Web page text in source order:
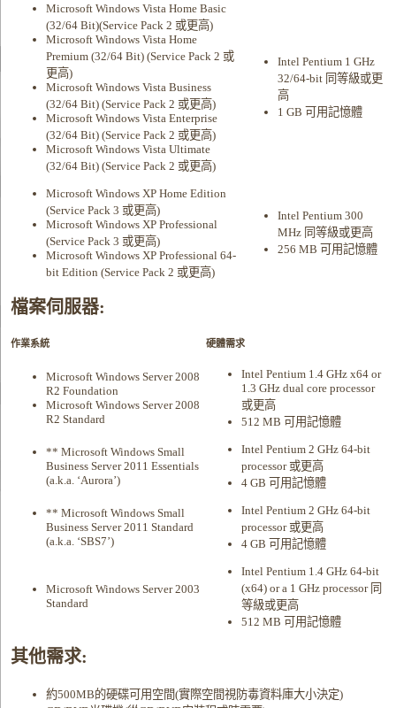
Microsoft Windows Vista Home Basic
(32/64 Bit)(Service Pack 2 或更高)
Microsoft Windows Vista Home
Premium (32/64 Bit) (Service Pack 2 或
更高)
Microsoft Windows Vista Business
(32/64 Bit) (Service Pack 2 或更高)
Microsoft Windows Vista Enterprise
(32/64 Bit) (Service Pack 2 或更高)
Microsoft Windows Vista Ultimate
(32/64 Bit) (Service Pack 2 或更高)
Intel Pentium 1 GHz
32/64-bit 同等級或更
高
1 GB 可用記憶體
Microsoft Windows XP Home Edition
(Service Pack 3 或更高)
Microsoft Windows XP Professional
(Service Pack 3 或更高)
Microsoft Windows XP Professional 64-
bit Edition (Service Pack 2 或更高)
Intel Pentium 300
MHz 同等級或更高
256 MB 可用記憶體
檔案伺服器:
作業系統 硬體需求
Microsoft Windows Server 2008
R2 Foundation
Microsoft Windows Server 2008
R2 Standard
Intel Pentium 1.4 GHz x64 or
1.3 GHz dual core processor
或更高
512 MB 可用記憶體
** Microsoft Windows Small
Business Server 2011 Essentials
(a.k.a. ‘Aurora’)
Intel Pentium 2 GHz 64-bit
processor 或更高
4 GB 可用記憶體
** Microsoft Windows Small
Business Server 2011 Standard
(a.k.a. ‘SBS7’)
Intel Pentium 2 GHz 64-bit
processor 或更高
4 GB 可用記憶體
Microsoft Windows Server 2003
Standard
Intel Pentium 1.4 GHz 64-bit
(x64) or a 1 GHz processor 同
等級或更高
512 MB 可用記憶體
其他需求:
約500MB的硬碟可用空間(實際空間視防毒資料庫大小決定)